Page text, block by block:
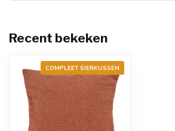
Recent bekeken
COMPLEET SIERKUSSEN